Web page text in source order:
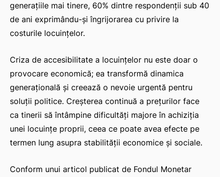
generațiile mai tinere, 60% dintre respondenții sub 40
de ani exprimându-și îngrijorarea cu privire la
costurile locuințelor.
Criza de accesibilitate a locuințelor nu este doar o
provocare economică; ea transformă dinamica
generațională și creează o nevoie urgentă pentru
soluții politice. Creșterea continuă a prețurilor face
ca tinerii să întâmpine dificultăți majore în achiziția
unei locuințe proprii, ceea ce poate avea efecte pe
termen lung asupra stabilității economice și sociale.
Conform unui articol publicat de Fondul Monetar